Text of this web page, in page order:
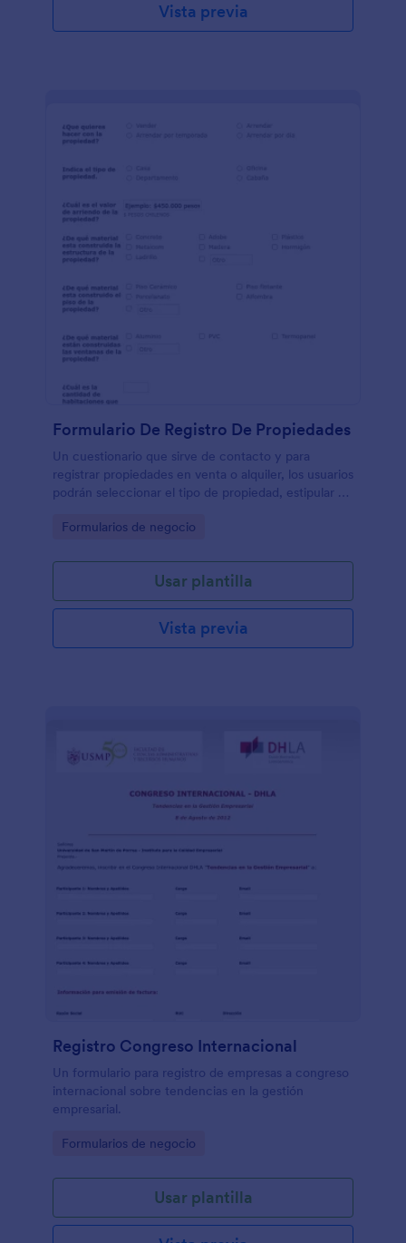
Vista previa
Formulario De Registro De Propiedades
Un cuestionario que sirve de contacto y para
registrar propiedades en venta o alquiler, los usuarios
podrán seleccionar el tipo de propiedad, estipular el
construcción, número de espacios, etc.
Go to Category:
Formularios de negocio
Usar plantilla
Vista previa
Registro Congreso Internacional
Un formulario para registro de empresas a congreso
internacional sobre tendencias en la gestión
empresarial.
Go to Category:
Formularios de negocio
Usar plantilla